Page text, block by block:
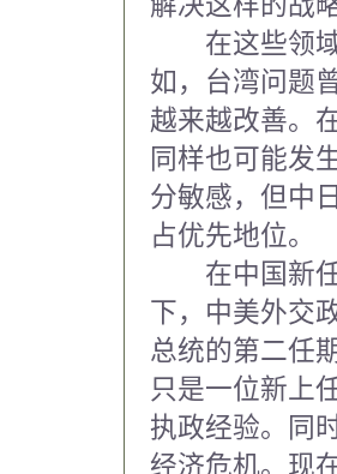
在这些领域
如，台湾问题
越来越改善。
同样也可能发
分敏感，但中
占优先地位。
在中国新任
下，中美外交
总统的第二任
只是一位新上
执政经验。同
经济危机。现